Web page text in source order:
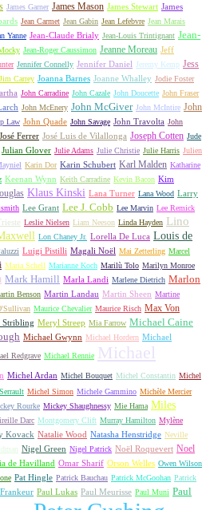
James Garner James Mason James Stewart James
Jean Carmet Jean Gabin Jean Lefebvre Jean Marais
Yanne Jean-Claude Brialy Jean-Louis Trintignant Jean-
Jean-Roger Caussimon Jeanne Moreau Jeff
Jennifer Connelly Jennifer Daniel Jeremy Kemp Jess
Jim Carrey Joanna Barnes Joanne Whalley Jodie Foster
John Carradine John Cazale John Doucette John Fraser
John McEnery John McGiver John McIntire John
Law John Quade John Savage John Travolta John
José Ferrer José Luis de Vilallonga Joseph Cotten Jude
Julian Glover Julie Adams Julie Christie Julie Harris Julien
Karin Dor Karin Schubert Karl Malden Katharine
Keenan Wynn Keith Carradine Kevin Bacon Kim
Klaus Kinski Lana Turner Lana Wood Larry
Lee Grant Lee J. Cobb Lee Marvin Lee Remick
Leslie Nielsen Liam Neeson Linda Hayden Lino
Lon Chaney Jr. Lorella De Luca Louis de
Luigi Pistilli Magali Noël Mai Zetterling Marcel
Maria Schell Marianne Koch Marilù Tolo Marilyn Monroe
Mark Hamill Marla Landi Marlene Dietrich Marlon
Benson Martin Landau Martin Sheen Martine
Maurice Chevalier Maurice Risch Max Von
Stribling Meryl Streep Mia Farrow Michael Caine
Michael Gwynn Michael Hordern Michael
Redgrave Michael Rennie Michael
Michel Ardan Michel Bouquet Michel Constantin Michel
Michel Simon Michele Gammino Michèle Mercier
Rourke Mickey Shaughnessy Mie Hama Miles
Darc Montgomery Clift Murray Hamilton Mylène
Kovack Natalie Wood Natasha Henstridge Neville
Nigel Green Nigel Patrick Noël Roquevert Noel
de Havilland Omar Sharif Orson Welles Owen Wilson
Pat Hingle Patrick Bauchau Patrick McGoohan Patrick
Paul Lukas Paul Meurisse Paul Muni Paul